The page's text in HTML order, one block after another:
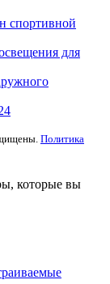
спортивной
для
Политика
которые вы